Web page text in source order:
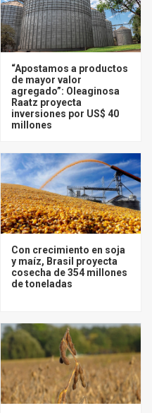
“Apostamos a productos
de mayor valor
agregado”: Oleaginosa
Raatz proyecta
inversiones por US$ 40
millones
Con crecimiento en soja
y maíz, Brasil proyecta
cosecha de 354 millones
de toneladas